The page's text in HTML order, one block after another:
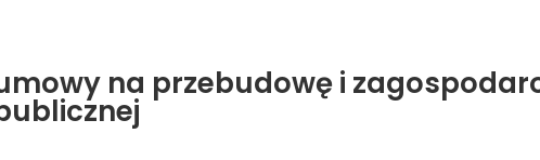
na przebudowę i